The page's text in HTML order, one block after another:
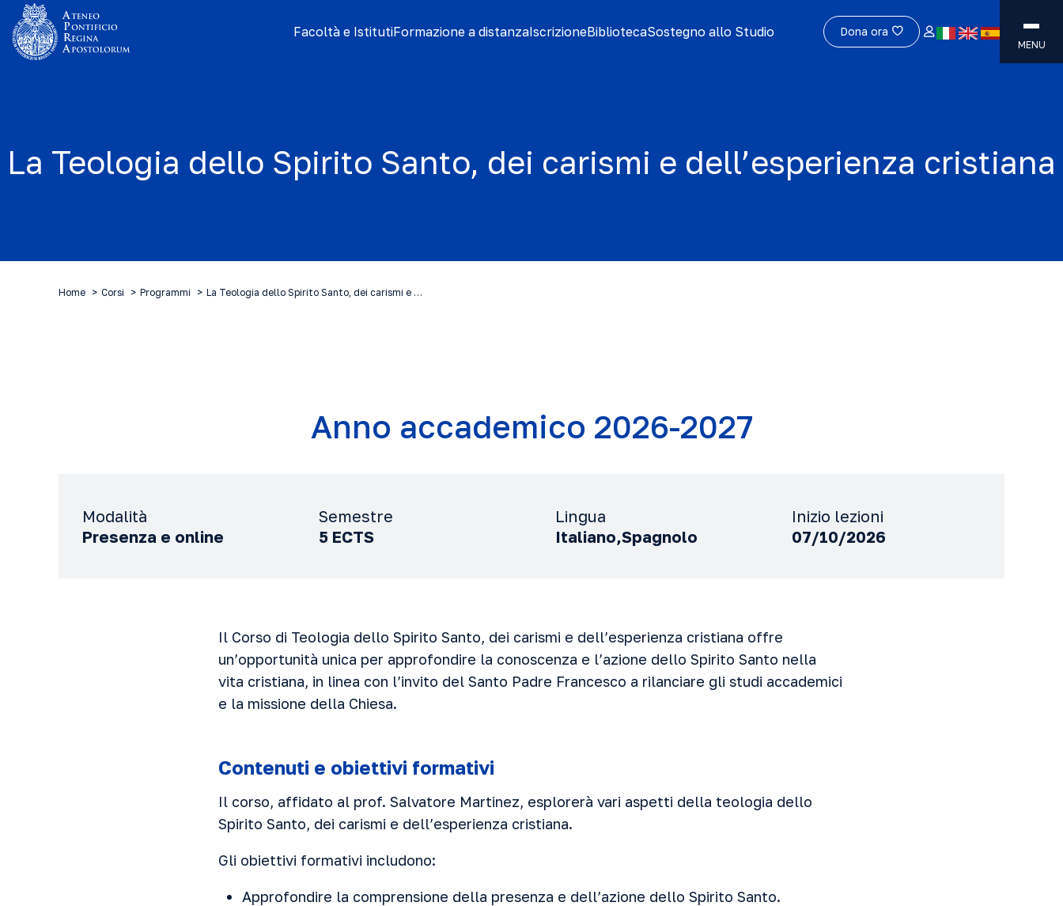
Facoltà e IstitutiFormazione a distanzaIscrizioneBibliotecaSostegno allo Studio Dona ora
MENU
La Teologia dello Spirito Santo, dei carismi e dell’esperienza cristiana
Home Corsi Programmi La Teologia dello Spirito Santo, dei carismi e …
Anno accademico 2026-2027
Modalità
Presenza e online
Semestre
5 ECTS
Lingua
Italiano,Spagnolo
Inizio lezioni
07/10/2026
Il Corso di Teologia dello Spirito Santo, dei carismi e dell’esperienza cristiana offre
un’opportunità unica per approfondire la conoscenza e l’azione dello Spirito Santo nella
vita cristiana, in linea con l’invito del Santo Padre Francesco a rilanciare gli studi accademici
e la missione della Chiesa.
Contenuti e obiettivi formativi
Il corso, affidato al prof. Salvatore Martinez, esplorerà vari aspetti della teologia dello
Spirito Santo, dei carismi e dell’esperienza cristiana.
Gli obiettivi formativi includono:
Approfondire la comprensione della presenza e dell’azione dello Spirito Santo.